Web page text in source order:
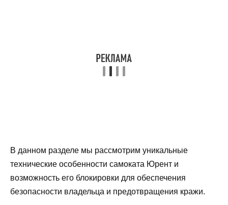
В данном разделе мы рассмотрим уникальные
технические особенности самоката Юрент и
возможность его блокировки для обеспечения
безопасности владельца и предотвращения кражи.